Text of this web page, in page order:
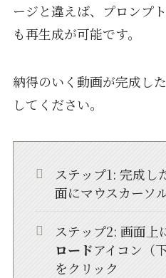
ージと違えば、プロンプ
も再生成が可能です。
納得のいく動画が完成し
してください。
ステップ1: 完成し
面にマウスカーソ
ステップ2: 画面上
ロードアイコン（
をクリック